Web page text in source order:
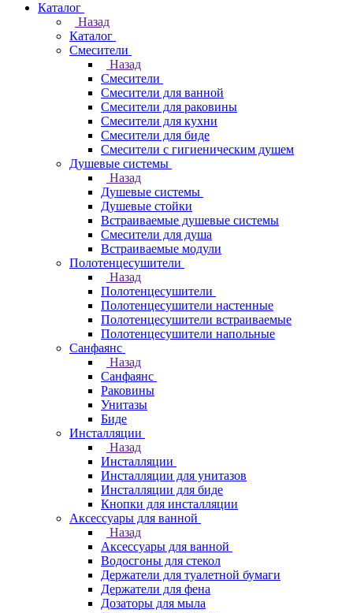
Каталог
Назад
Каталог
Смесители
Назад
Смесители
Смесители для ванной
Смесители для раковины
Смесители для кухни
Смесители для биде
Смесители с гигиеническим душем
Душевые системы
Назад
Душевые системы
Душевые стойки
Встраиваемые душевые системы
Смесители для душа
Встраиваемые модули
Полотенцесушители
Назад
Полотенцесушители
Полотенцесушители настенные
Полотенцесушители встраиваемые
Полотенцесушители напольные
Санфаянс
Назад
Санфаянс
Раковины
Унитазы
Биде
Инсталляции
Назад
Инсталляции
Инсталляции для унитазов
Инсталляции для биде
Кнопки для инсталляции
Аксессуары для ванной
Назад
Аксессуары для ванной
Водосгоны для стекол
Держатели для туалетной бумаги
Держатели для фена
Дозаторы для мыла